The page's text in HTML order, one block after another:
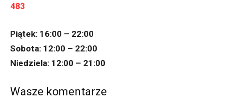
483
Piątek: 16:00 – 22:00
Sobota: 12:00 – 22:00
Niedziela: 12:00 – 21:00
Wasze komentarze